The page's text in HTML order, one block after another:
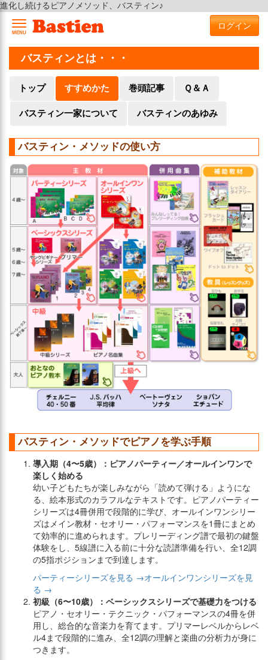
進化し続けるピアノメソッド、バスティン♪
MENU
ログイン
バスティンとは・・・
トップ すすめかた 巻頭記事 Ｑ＆Ａ
バスティン一家について バスティンのあゆみ
バスティン・メソッドの使い方
バスティン・メソッドでピアノを学ぶ手順
導入期（4〜5歳）：ピアノパーティー／オールインワンで
楽しく始める
幼い子どもたちが楽しみながら「読めて弾ける」ようにな
る、絵本形式のカラフルなテキストです。ピアノパーティー
シリーズは4冊併用で段階的に学び、オールインワンシリー
ズはメイン教材・セオリー・パフォーマンスを1冊にまとめ
て効率的に進められます。プレリーディング譜で最初の鍵盤
体験をし、5線譜に入る前に十分な読譜準備を行い、全12調
の5指ポジションまで到達します。
パーティーシリーズを見る →オールインワンシリーズを見
る →
初級（6〜10歳）：ベーシックスシリーズで基礎力をつける
ピアノ・セオリー・テクニック・パフォーマンスの4冊を併
用し、総合的な音楽力を育てます。プリマーレベルからレベ
ル4まで段階的に進み、全12調の理解と楽曲の分析力が身に
つきます。